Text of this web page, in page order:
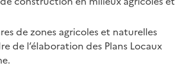
de zones agricoles et naturelles
de l’élaboration des Plans Locaux